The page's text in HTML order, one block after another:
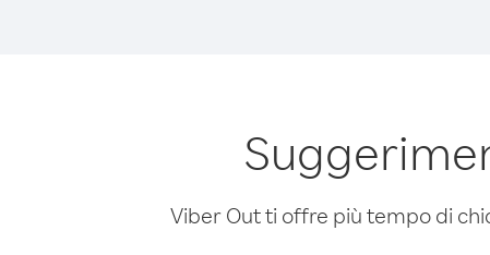
Viber Out ti offre più tempo di